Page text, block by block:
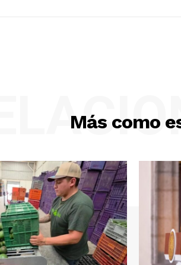
Más como